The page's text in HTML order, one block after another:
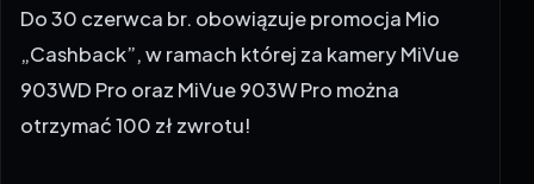
903WD Pro oraz MiVue 903W Pro można